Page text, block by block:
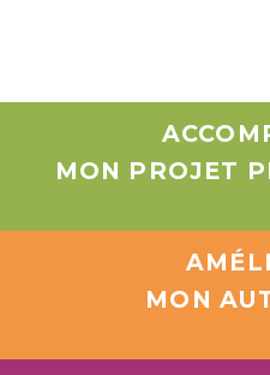
MON PROJET
MON